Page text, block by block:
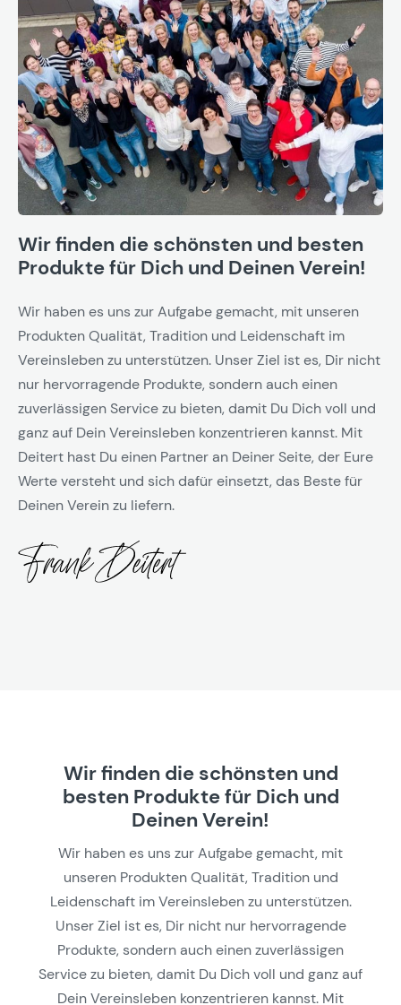
Wir finden die schönsten und besten
Produkte für Dich und Deinen Verein!
Wir haben es uns zur Aufgabe gemacht, mit unseren
Produkten Qualität, Tradition und Leidenschaft im
Vereinsleben zu unterstützen. Unser Ziel ist es, Dir nicht
nur hervorragende Produkte, sondern auch einen
zuverlässigen Service zu bieten, damit Du Dich voll und
ganz auf Dein Vereinsleben konzentrieren kannst. Mit
Deitert hast Du einen Partner an Deiner Seite, der Eure
Werte versteht und sich dafür einsetzt, das Beste für
Deinen Verein zu liefern.
Wir finden die schönsten und
besten Produkte für Dich und
Deinen Verein!
Wir haben es uns zur Aufgabe gemacht, mit
unseren Produkten Qualität, Tradition und
Leidenschaft im Vereinsleben zu unterstützen.
Unser Ziel ist es, Dir nicht nur hervorragende
Produkte, sondern auch einen zuverlässigen
Service zu bieten, damit Du Dich voll und ganz auf
Dein Vereinsleben konzentrieren kannst. Mit